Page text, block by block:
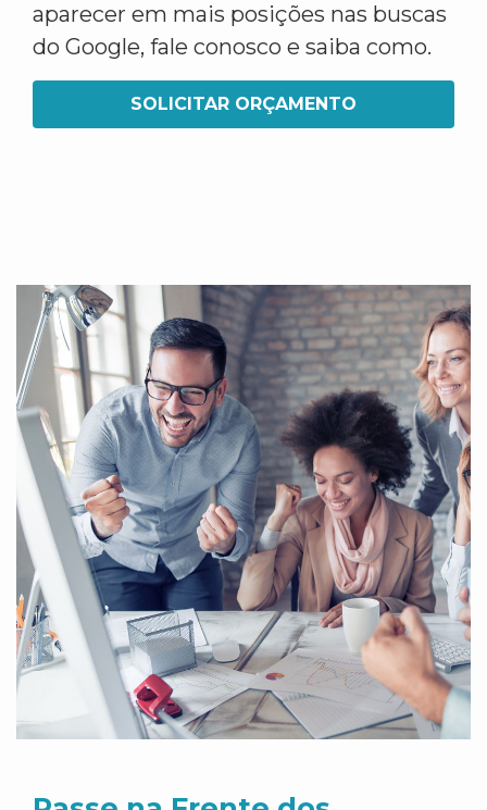
aparecer em mais posições nas buscas
do Google, fale conosco e saiba como.
SOLICITAR ORÇAMENTO